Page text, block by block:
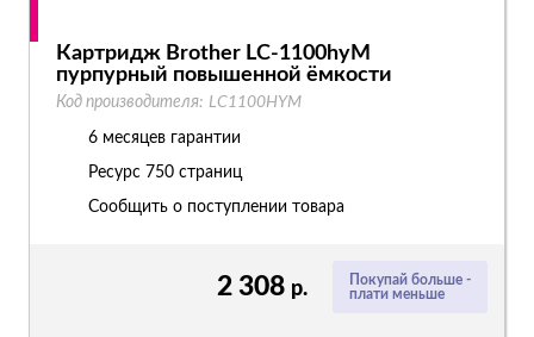
Покупай больше -
плати меньше
2 308 р.
Картридж Brother LC-1100hyM
пурпурный повышенной ёмкости
Код производителя: LC1100HYM
6 месяцев гарантии
Ресурс 750 страниц
Сообщить о поступлении товара